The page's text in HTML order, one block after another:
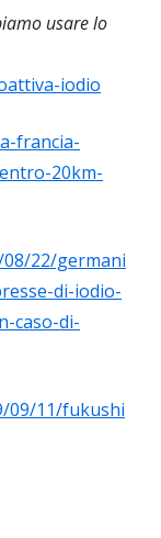
usare lo
iodio
francia-
20km-
22/germani
di-iodio-
caso-di-
09/11/fukushi